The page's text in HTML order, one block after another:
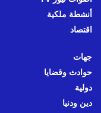
أنشطة ملكية
اقتصاد
جهات
حوادث وقضايا
دولية
دين ودنيا